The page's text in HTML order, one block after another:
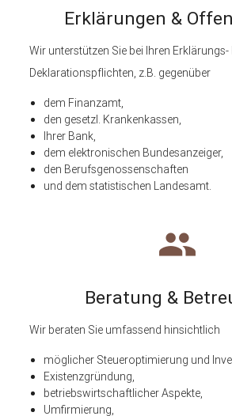
Erklärungen &
Wir unterstützen Sie bei Ihren Erklärungs-
Deklarationspflichten, z.B. gegenüber
dem Finanzamt,
den gesetzl. Krankenkassen,
Ihrer Bank,
dem elektronischen Bundesanzeiger,
den Berufsgenossenschaften
und dem statistischen Landesamt.
group
Beratung &
Wir beraten Sie umfassend hinsichtlich
möglicher Steueroptimierung und
Existenzgründung,
betriebswirtschaftlicher Aspekte,
Umfirmierung,